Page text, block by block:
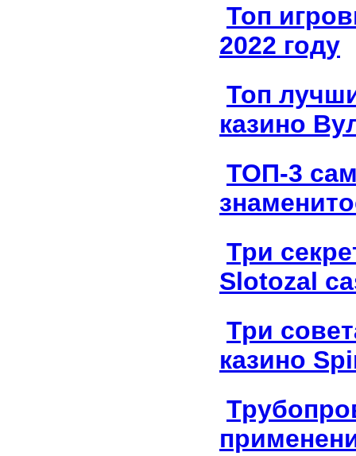
Топ
2022 году
Топ
казино
ТОП-3
Три
Slotozal
Три
казино